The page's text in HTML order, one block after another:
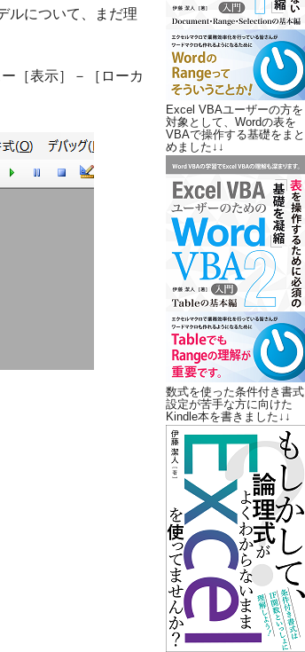
ルについて、まだ理
［表示］－［ローカ
Excel VBAユーザーの方を
対象として、Wordの表を
VBAで操作する基礎をまと
めました↓↓
数式を使った条件付き書式
設定が苦手な方に向けた
Kindle本を書きました↓↓